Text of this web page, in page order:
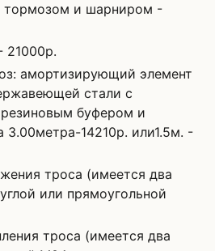
тормозом и шарниром -
21000р.
амортизирующий элемент
стали с
буфером и
14210р. или1.5м. -
троса (имеется два
или прямоугольной
троса (имеется два